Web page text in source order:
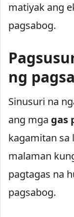
matiyak ang
pagsabog.
ng
Sinusuri na
ang mga gas
kagamitan sa
malaman
pagtagas na
pagsabog.